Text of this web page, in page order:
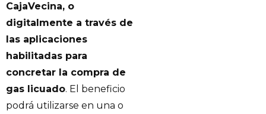
CajaVecina, o
digitalmente a través de
las aplicaciones
habilitadas para
concretar la compra de
gas licuado. El beneficio
podrá utilizarse en una o